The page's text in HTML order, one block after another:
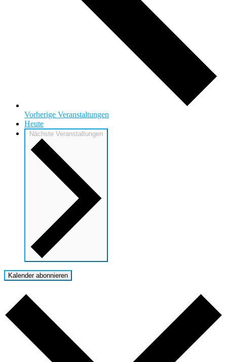
Vorherige Veranstaltungen
Heute
Nächste Veranstaltungen
Kalender abonnieren